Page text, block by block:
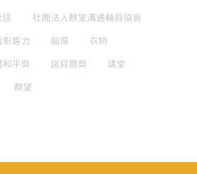
區 社團法人麒望溝通輔具協會
影響力 腦傷 衣物
和平獎 諾貝爾獎 講堂
麒望